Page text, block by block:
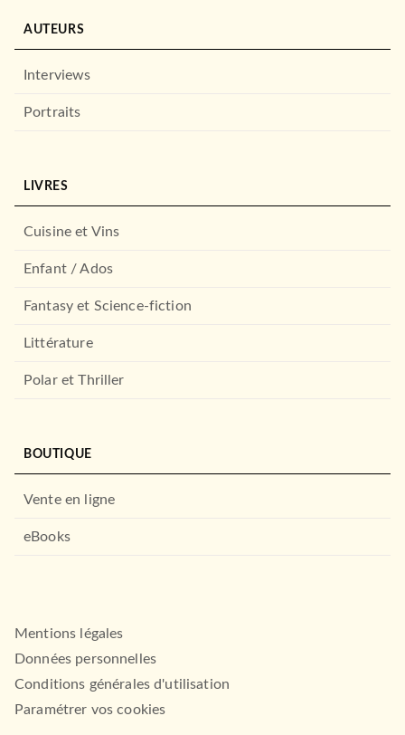
ROMANS FRANCOPHONES
Bernard Werber
AUDIOLIB
Didier van Cauwelaert
LE LIVRE DE POCHE
ROMANS FRANCOPHONES
AUTEURS
Interviews
Portraits
LIVRES
Cuisine et Vins
Enfant / Ados
Fantasy et Science-fiction
Littérature
Polar et Thriller
BOUTIQUE
Vente en ligne
eBooks
Mentions légales
Données personnelles
Conditions générales d'utilisation
Paramétrer vos cookies